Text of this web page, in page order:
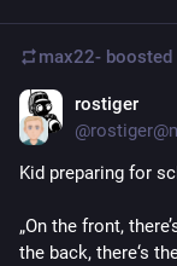
max22- boosted
rostiger
Kid preparing for
„On the front,
the back, there‘s